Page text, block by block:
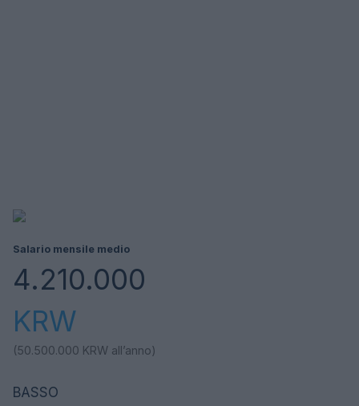
Salario mensile medio
4.210.000
KRW
(50.500.000 KRW all’anno)
BASSO